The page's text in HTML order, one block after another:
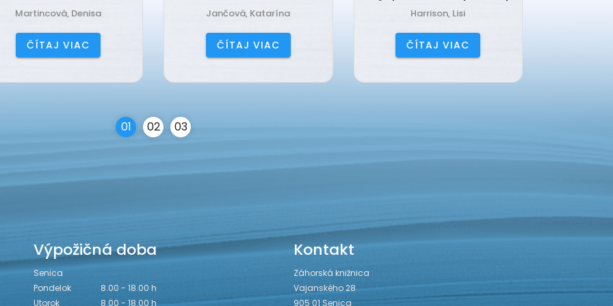
Martincová, Denisa
ČÍTAJ VIAC
Jančová, Katarína
ČÍTAJ VIAC
Harrison, Lisi
ČÍTAJ VIAC
01 02 03
Výpožičná doba
Senica
Pondelok
8.00 - 18.00 h
Utorok
8.00 - 18.00 h
Kontakt
Záhorská knižnica
Vajanského 28
905 01 Senica